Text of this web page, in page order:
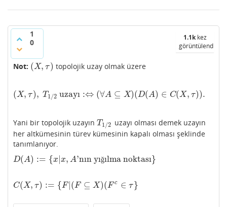
1
0
1.1kkez
görüntülendi
Not: (X, τ)
(X,τ) topolojik uzay olmak üzere
(X, τ), T 1/2 uzayı :⇔ (∀A ⊆ X)(D(A) ∈ C(X, τ)).
(X ,τ) , T1/2uzayı :⇔(∀ A⊆ X)(D(A)∈C( X,τ ).
Yani bir topolojik uzayın T 1/2
T1 /2 uzayı olması demek uzayın
her altkümesinin türev kümesinin kapalı olması şeklinde
tanımlanıyor.
D(A) := {x x, A'nın yığılma noktası}
D(A):= x|x A 'nın yığılma noktası}
C(X, τ) := {F|(F ⊆ X)(F c ∈ τ}
C(X,τ):={F |(F⊆X)(F c∈τ }